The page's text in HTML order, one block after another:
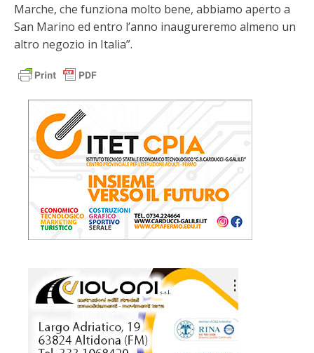
Marche, che funziona molto bene, abbiamo aperto a
San Marino ed entro l’anno inaugureremo almeno un
altro negozio in Italia”.